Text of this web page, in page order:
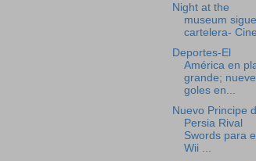
Night at the
museum
cartelera-
Deportes-El
América en
grande; nueve
goles en...
Nuevo Principe
Persia Rival
Swords para
Wii ...